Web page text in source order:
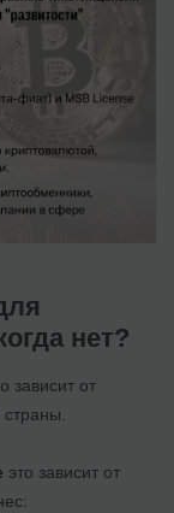
нет?
зависит от
это зависит от